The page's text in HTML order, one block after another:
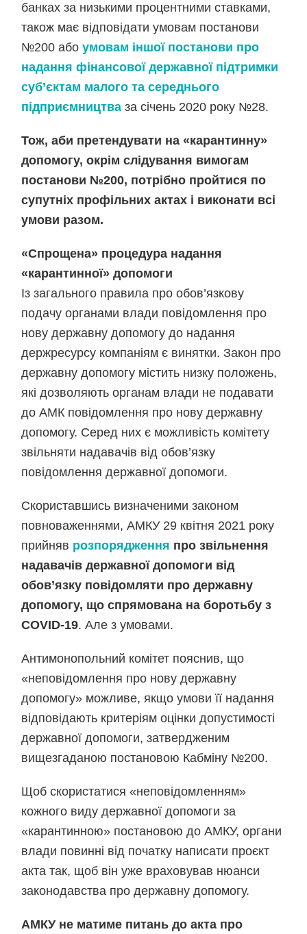
банках за низькими процентними ставками,
також має відповідати умовам постанови
№200 абоумовам іншої постанови про
надання фінансової державної підтримки
суб’єктам малого та середнього
підприємництва за січень 2020 року №28.
Тож, аби претендувати на «карантинну»
допомогу, окрім слідування вимогам
постанови №200, потрібно пройтися по
супутніх профільних актах і виконати всі
умови разом.
«Спрощена» процедура надання
«карантинної» допомоги
Із загального правила про обов’язкову
подачу органами влади повідомлення про
нову державну допомогу до надання
держресурсу компаніям є винятки. Закон про
державну допомогу містить низку положень,
які дозволяють органам влади не подавати
до АМК повідомлення про нову державну
допомогу. Серед них є можливість комітету
звільняти надавачів від обов’язку
повідомлення державної допомоги.
Скориставшись визначеними законом
повноваженнями, АМКУ 29 квітня 2021 року
прийняв розпорядження про звільнення
надавачів державної допомоги від
обов’язку повідомляти про державну
допомогу, що спрямована на боротьбу з
COVID-19. Але з умовами.
Антимонопольний комітет пояснив, що
«неповідомлення про нову державну
допомогу» можливе, якщо умови її надання
відповідають критеріям оцінки допустимості
державної допомоги, затвердженим
вищезгаданою постановою Кабміну №200.
Щоб скористатися «неповідомленням»
кожного виду державної допомоги за
«карантинною» постановою до АМКУ, органи
влади повинні від початку написати проєкт
акта так, щоб він уже враховував нюанси
законодавства про державну допомогу.
АМКУ не матиме питань до акта про